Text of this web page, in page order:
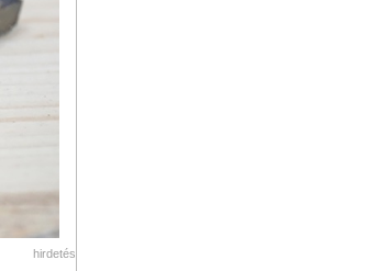
hirdetés